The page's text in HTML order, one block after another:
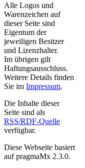
Alle Logos und
Warenzeichen auf
dieser Seite sind
Eigentum der
jeweiligen Besitzer
und Lizenzhalter.
Im übrigen gilt
Haftungsausschluss.
Weitere Details finden
Sie im Impressum.
Die Inhalte dieser
Seite sind als
RSS/RDF-Quelle
verfügbar.
Diese Webseite basiert
auf pragmaMx 2.3.0.